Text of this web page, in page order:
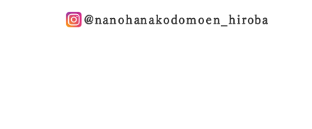
@nanohanakodomoen_hiroba